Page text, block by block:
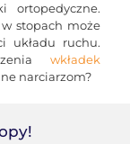
ortopedyczne.
stopach może
układu ruchu.
wkładek
narciarzom?